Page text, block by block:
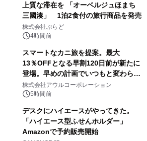
上質な滞在を 「オーベルジュほまち
三國湊」 1泊2食付の旅行商品を発売
株式会社ぷらど
4時間前
スマートなカニ旅を提案。最大
13％OFFとなる早割120日前が新たに
登場。早めの計画でいつもと変わらぬ
大人の冬旅を。ー夕日ヶ浦温泉「佳松
苑 別邸ふうか」ー
株式会社アウルコーポレーション
5時間前
デスクにハイエースがやってきた。
「ハイエース型ふせんホルダー」
Amazonで予約販売開始